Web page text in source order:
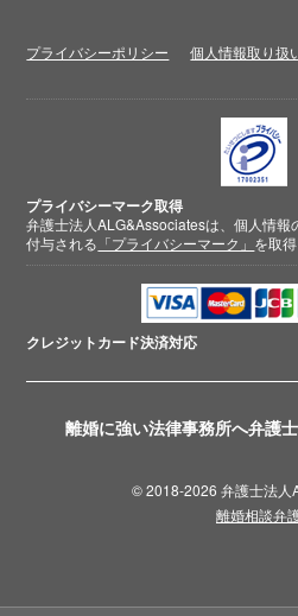
離婚に強い法律事務所へ弁護
プライバシーポリシー 個人情報取り扱
プライバシーマーク取得
弁護士法人ALG&Associatesは、個人情報
付与される 「プライバシーマーク」 を取
クレジットカード決済対応
© 2018-2026 弁護士法人
離婚相談弁